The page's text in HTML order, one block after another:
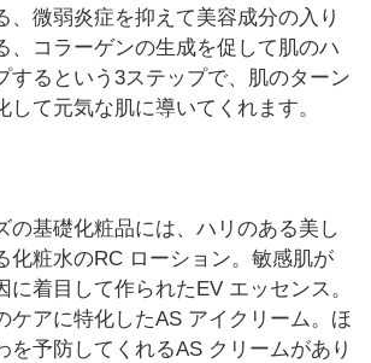
、微弱炎症を抑えて美容成分の入り
、コラーゲンの生成を促して肌のハ
するという3ステップで、肌のターン
して元気な肌に導いてくれます。
の基礎化粧品には、ハリのある美し
化粧水のRC ローション。敏感肌が
に着目して作られたEV エッセンス。
ケアに特化したAS アイクリーム。ほ
を予防してくれるAS クリームがあり